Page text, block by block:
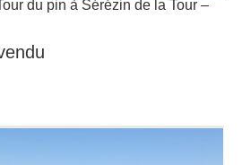
du pin à Sérézin de la Tour –